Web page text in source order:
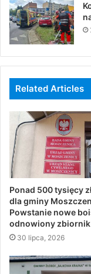
Related Articles
Ponad 500 tysięcy
dla gminy
Powstanie nowe
odnowiony
30 lipca, 2026